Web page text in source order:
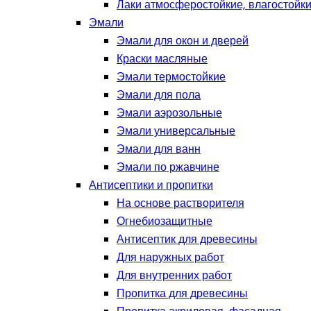
Лаки атмосферостойкие,
Эмали
Эмали для окон и дверей
Краски масляные
Эмали термостойкие
Эмали для пола
Эмали аэрозольные
Эмали универсальные
Эмали для ванн
Эмали по ржавчине
Антисептики и пропитки
На основе растворителя
Огнебиозащитные
Антисептик для древесины
Для наружных работ
Для внутренних работ
Пропитка для древесины